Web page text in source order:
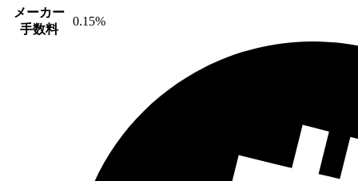
メーカー
手数料
0.15%